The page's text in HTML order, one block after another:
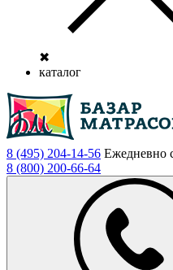
✖
каталог
8 (495) 204-14-56 Ежедневно
8 (800) 200-66-64